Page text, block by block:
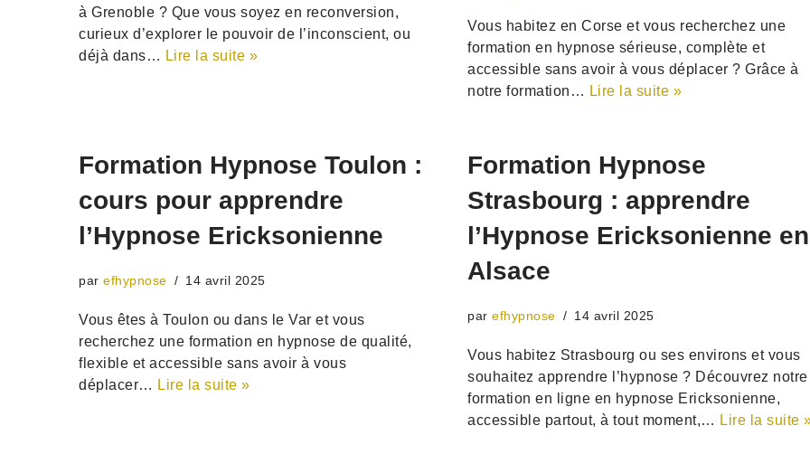
à Grenoble ? Que vous soyez en reconversion,
curieux d’explorer le pouvoir de l’inconscient, ou
déjà dans… Lire la suite »
Vous habitez en Corse et vous recherchez une
formation en hypnose sérieuse, complète et
accessible sans avoir à vous déplacer ? Grâce à
notre formation… Lire la suite »
Formation Hypnose Toulon :
cours pour apprendre
l’Hypnose Ericksonienne
par efhypnose 14 avril 2025
Vous êtes à Toulon ou dans le Var et vous
recherchez une formation en hypnose de qualité,
flexible et accessible sans avoir à vous
déplacer… Lire la suite »
Formation Hypnose
Strasbourg : apprendre
l’Hypnose Ericksonienne en
Alsace
par efhypnose 14 avril 2025
Vous habitez Strasbourg ou ses environs et vous
souhaitez apprendre l’hypnose ? Découvrez notre
formation en ligne en hypnose Ericksonienne,
accessible partout, à tout moment,… Lire la suite